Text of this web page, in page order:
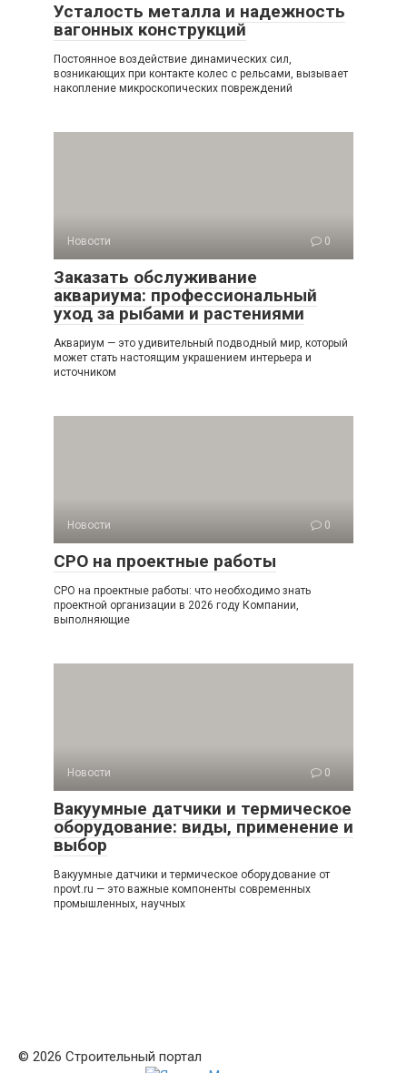
Усталость металла и надежность
вагонных конструкций
Постоянное воздействие динамических сил,
возникающих при контакте колес с рельсами, вызывает
накопление микроскопических повреждений
Новости 0
Заказать обслуживание
аквариума: профессиональный
уход за рыбами и растениями
Аквариум — это удивительный подводный мир, который
может стать настоящим украшением интерьера и
источником
Новости 0
СРО на проектные работы
СРО на проектные работы: что необходимо знать
проектной организации в 2026 году Компании,
выполняющие
Новости 0
Вакуумные датчики и термическое
оборудование: виды, применение и
выбор
Вакуумные датчики и термическое оборудование от
npovt.ru — это важные компоненты современных
промышленных, научных
© 2026 Строительный портал